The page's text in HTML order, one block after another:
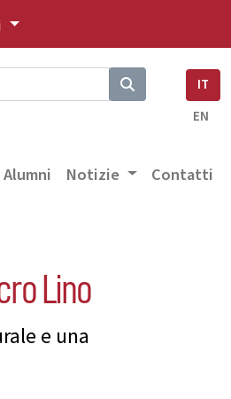
IT
EN
Alumni Notizie Contatti
Lino
e una